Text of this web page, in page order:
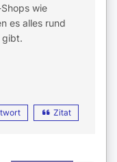
wie
es alles rund
gibt.
Zitat